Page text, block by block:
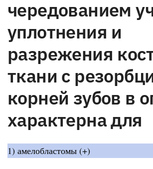
чередованием
уплотнения и
разрежения
ткани с
корней зубов в
характерна для
1) амелобластомы (+)